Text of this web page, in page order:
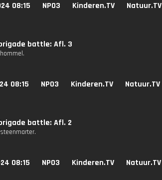
08:15 NPO3 Kinderen.TV Natuur.TV
battle: Afl. 3
08:15 NPO3 Kinderen.TV Natuur.TV
battle: Afl. 2
08:15 NPO3 Kinderen.TV Natuur.TV